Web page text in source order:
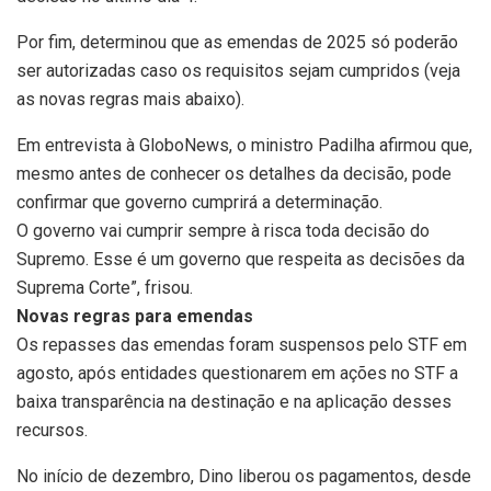
Por fim, determinou que as emendas de 2025 só poderão
ser autorizadas caso os requisitos sejam cumpridos (veja
as novas regras mais abaixo).
Em entrevista à GloboNews, o ministro Padilha afirmou que,
mesmo antes de conhecer os detalhes da decisão, pode
confirmar que governo cumprirá a determinação.
O governo vai cumprir sempre à risca toda decisão do
Supremo. Esse é um governo que respeita as decisões da
Suprema Corte”, frisou.
Novas regras para emendas
Os repasses das emendas foram suspensos pelo STF em
agosto, após entidades questionarem em ações no STF a
baixa transparência na destinação e na aplicação desses
recursos.
No início de dezembro, Dino liberou os pagamentos, desde